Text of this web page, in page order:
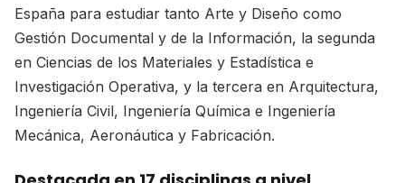
España para estudiar tanto Arte y Diseño como
Gestión Documental y de la Información, la segunda
en Ciencias de los Materiales y Estadística e
Investigación Operativa, y la tercera en Arquitectura,
Ingeniería Civil, Ingeniería Química e Ingeniería
Mecánica, Aeronáutica y Fabricación.